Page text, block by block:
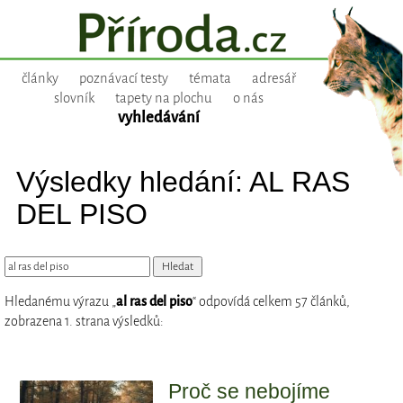
články poznávací testy témata
adresář
slovník
tapety na plochu o nás
vyhledávání
Výsledky hledání: AL RAS
DEL PISO
Hledanému výrazu „al ras del piso“ odpovídá celkem 57 článků,
zobrazena 1. strana výsledků:
Proč se nebojíme